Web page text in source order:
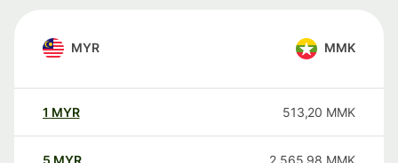
MYR MMK
1 MYR 513,20 MMK